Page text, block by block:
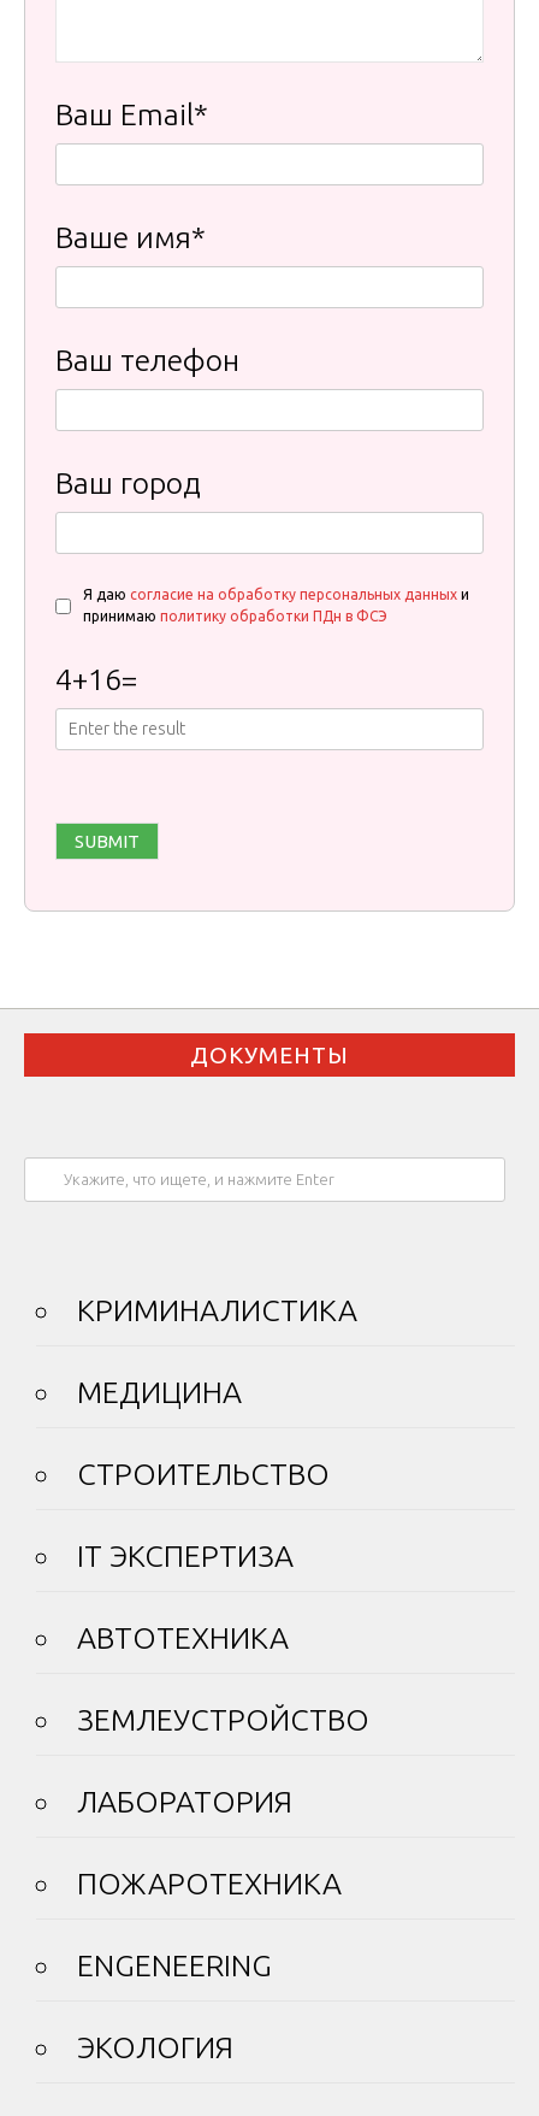
Ваш Email*
Ваше имя*
Ваш телефон
Ваш город
Я даю согласие на обработку персональных данных и
принимаю политику обработки ПДн в ФСЭ
4+16=
ДОКУМЕНТЫ
КРИМИНАЛИСТИКА
МЕДИЦИНА
СТРОИТЕЛЬСТВО
IT ЭКСПЕРТИЗА
АВТОТЕХНИКА
ЗЕМЛЕУСТРОЙСТВО
ЛАБОРАТОРИЯ
ПОЖАРОТЕХНИКА
ENGENEERING
ЭКОЛОГИЯ